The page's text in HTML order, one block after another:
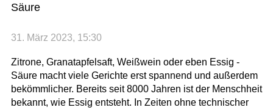
Säure
31. März 2023, 15:30
Zitrone, Granatapfelsaft, Weißwein oder eben Essig -
Säure macht viele Gerichte erst spannend und außerdem
bekömmlicher. Bereits seit 8000 Jahren ist der Menschheit
bekannt, wie Essig entsteht. In Zeiten ohne technischer